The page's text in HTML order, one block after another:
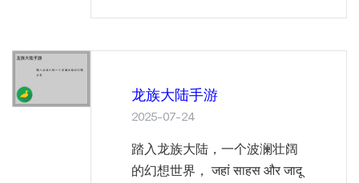
龙族大陆手游
2025-07-24
踏入龙族大陆，一个波澜壮阔
的幻想世界， जहां साहस और जादू